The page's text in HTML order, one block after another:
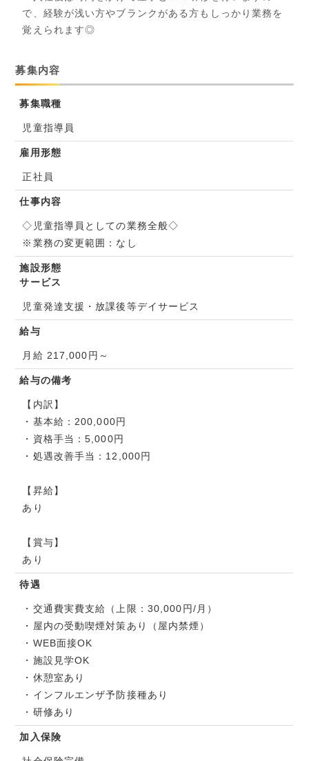
で、経験が浅い方やブランクがある方もしっかり業務を
覚えられます◎
募集内容
募集職種
児童指導員
雇用形態
正社員
仕事内容
◇児童指導員としての業務全般◇
※業務の変更範囲：なし
施設形態
サービス
児童発達支援・放課後等デイサービス
給与
月給 217,000円～
給与の備考
【内訳】
・基本給：200,000円
・資格手当：5,000円
・処遇改善手当：12,000円
【昇給】
あり
【賞与】
あり
待遇
・交通費実費支給（上限：30,000円/月）
・屋内の受動喫煙対策あり（屋内禁煙）
・WEB面接OK
・施設見学OK
・休憩室あり
・インフルエンザ予防接種あり
・研修あり
加入保険